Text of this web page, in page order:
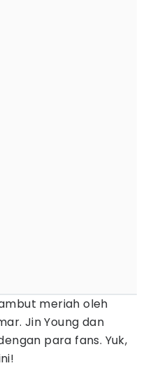
meriah oleh
Jin Young dan
para fans. Yuk,